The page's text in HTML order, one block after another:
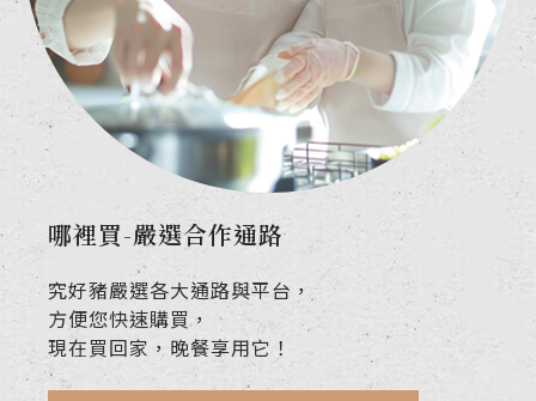
哪裡買-嚴選合作通路
究好豬嚴選各大通路與平台，
方便您快速購買，
現在買回家，晚餐享用它！